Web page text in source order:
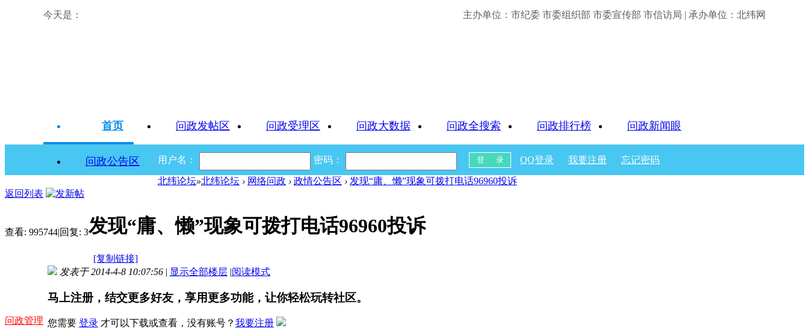
今天是： 主办单位：市纪委 市委组织部 市委宣传部 市信访局 | 承办单位：北纬网
首页 问政发帖区 问政受理区 问政大数据 问政全搜索 问政排行榜 问政新闻眼
问政公告区 用户名： 密码： QQ登录 我要注册 忘记密码
北纬论坛»北纬论坛 › 网络问政 › 政情公告区 › 发现“庸、懒”现象可拨打电话96960投诉
返回列表
查看: 995744|回复: 3发现“庸、懒”现象可拨打电话96960投诉
[复制链接]
问政管理
发表于 2014-4-8 10:07:56 | 显示全部楼层 |阅读模式
马上注册，结交更多好友，享用更多功能，让你轻松玩转社区。
您需要 登录 才可以下载或查看，没有账号？ 我要注册